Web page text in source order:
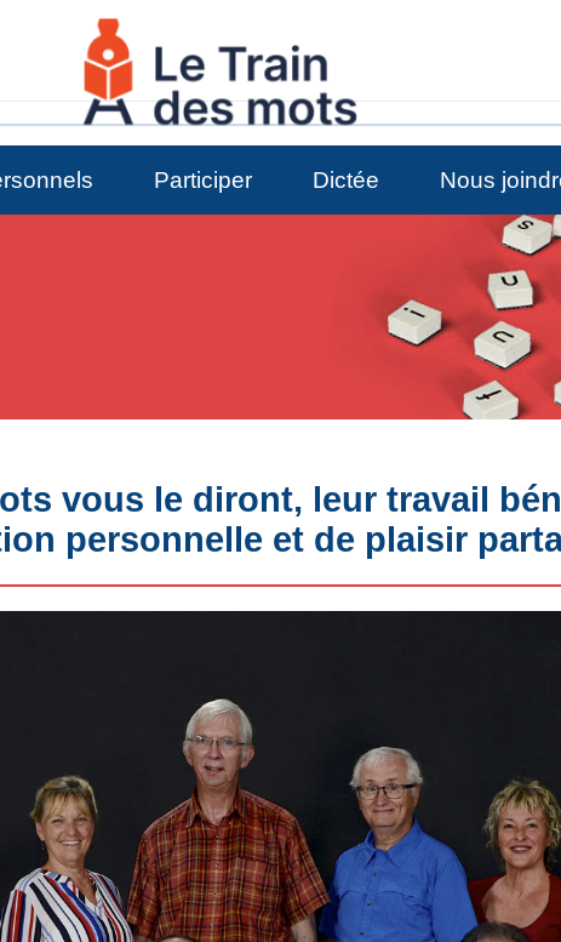
Participer Dictée Nous
vous le diront, leur travail
personnelle et de plaisir